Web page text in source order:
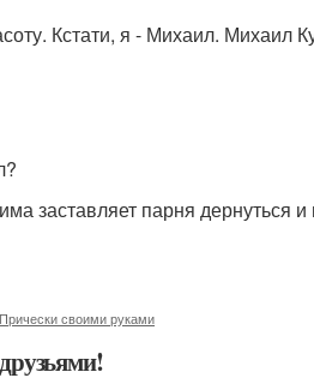
Кстати, я - Михаил. Михаил
заставляет парня дернуться
Прически своими руками